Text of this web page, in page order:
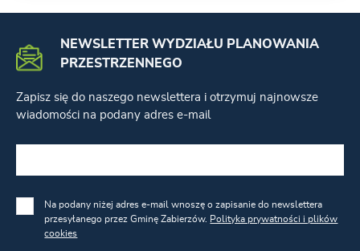
NEWSLETTER WYDZIAŁU PLANOWANIA
PRZESTRZENNEGO
Zapisz się do naszego newslettera i otrzymuj najnowsze
wiadomości na podany adres e-mail
Na podany niżej adres e-mail wnoszę o zapisanie do newslettera
przesyłanego przez Gminę Zabierzów. Polityka prywatności i plików
cookies